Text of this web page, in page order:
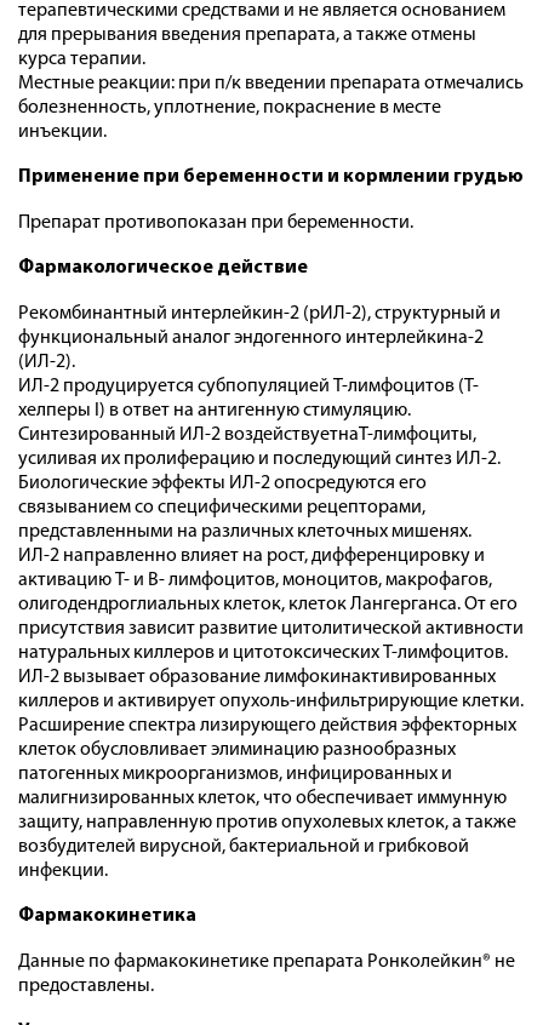
терапевтическими средствами и не является основанием
для прерывания введения препарата, а также отмены
курса терапии.
Местные реакции: при п/к введении препарата отмечались
болезненность, уплотнение, покраснение в месте
инъекции.
Применение при беременности и кормлении грудью
Препарат противопоказан при беременности.
Фармакологическое действие
Рекомбинантный интерлейкин-2 (рИЛ-2), структурный и
функциональный аналог эндогенного интерлейкина-2
(ИЛ-2).
ИЛ-2 продуцируется субпопуляцией Т-лимфоцитов (Т-
хелперы I) в ответ на антигенную стимуляцию.
Синтезированный ИЛ-2 воздействуетнаТ-лимфоциты,
усиливая их пролиферацию и последующий синтез ИЛ-2.
Биологические эффекты ИЛ-2 опосредуются его
связыванием со специфическими рецепторами,
представленными на различных клеточных мишенях.
ИЛ-2 направленно влияет на рост, дифференцировку и
активацию Т- и В- лимфоцитов, моноцитов, макрофагов,
олигодендроглиальных клеток, клеток Лангерганса. От его
присутствия зависит развитие цитолитической активности
натуральных киллеров и цитотоксических Т-лимфоцитов.
ИЛ-2 вызывает образование лимфокинактивированных
киллеров и активирует опухоль-инфильтрирующие клетки.
Расширение спектра лизирующего действия эффекторных
клеток обусловливает элиминацию разнообразных
патогенных микроорганизмов, инфицированных и
малигнизированных клеток, что обеспечивает иммунную
защиту, направленную против опухолевых клеток, а также
возбудителей вирусной, бактериальной и грибковой
инфекции.
Фармакокинетика
Данные по фармакокинетике препарата Ронколейкин® не
предоставлены.